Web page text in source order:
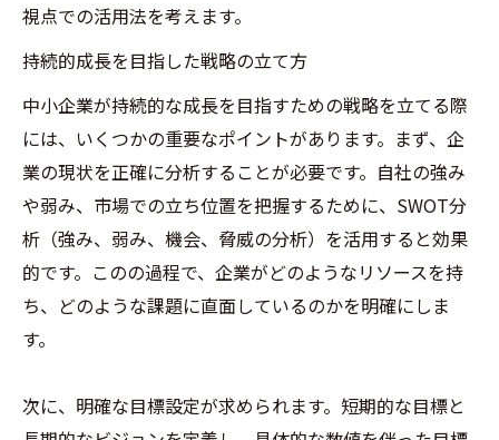
視点での活用法を考えます。
持続的成長を目指した戦略の立て方
中小企業が持続的な成長を目指すための戦略を立てる際
には、いくつかの重要なポイントがあります。まず、企
業の現状を正確に分析することが必要です。自社の強み
や弱み、市場での立ち位置を把握するために、SWOT分
析（強み、弱み、機会、脅威の分析）を活用すると効果
的です。このの過程で、企業がどのようなリソースを持
ち、どのような課題に直面しているのかを明確にしま
す。
次に、明確な目標設定が求められます。短期的な目標と